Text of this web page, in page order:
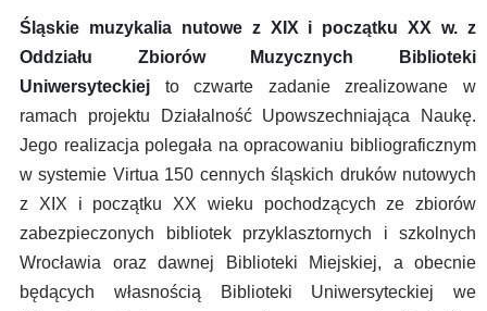
Śląskie muzykalia nutowe z XIX i początku XX w. z
Oddziału Zbiorów Muzycznych Biblioteki
Uniwersyteckiej to czwarte zadanie zrealizowane w
ramach projektu Działalność Upowszechniająca Naukę.
Jego realizacja polegała na opracowaniu bibliograficznym
w systemie Virtua 150 cennych śląskich druków nutowych
z XIX i początku XX wieku pochodzących ze zbiorów
zabezpieczonych bibliotek przyklasztornych i szkolnych
Wrocławia oraz dawnej Biblioteki Miejskiej, a obecnie
będących własnością Biblioteki Uniwersyteckiej we